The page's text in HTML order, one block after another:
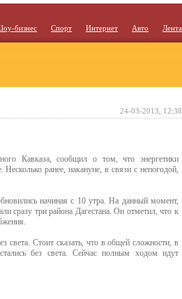
бизнес Спорт Интернет Авто Лента
Кавказа, сообщил о том, что энергетики
ранее, накануне, в связи с непогодой,
начиная с 10 утра. На данный момент,
сразу три района Дагестана. Он отметил, что к
света. Стоит сказать, что в общей сложности, в
без света. Сейчас полным ходом идут
24-03-2013, 12:38